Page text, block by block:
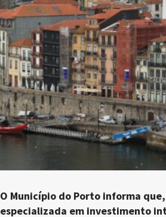
O Município do Porto informa
especializada em investimento